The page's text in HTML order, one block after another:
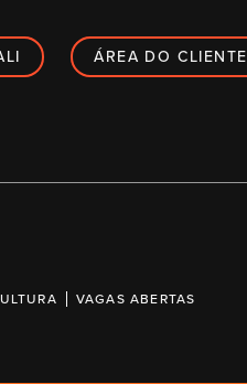
ÁREA DO CLIENTE
VAGAS ABERTAS